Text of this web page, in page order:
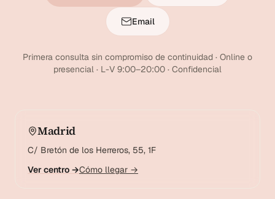
Email
Primera consulta sin compromiso de continuidad · Online o
presencial · L-V 9:00–20:00 · Confidencial
Madrid
C/ Bretón de los Herreros, 55, 1F
Ver centro →Cómo llegar →